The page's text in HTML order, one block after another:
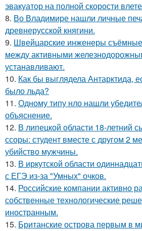
эвакуатор на полной скорости
8. Во Владимире нашли личные
древнерусской княгини.
9. Швейцарские инженеры
между активными
устанавливают.
10. Как бы выглядела Антарктида,
было льда?
11. Одному типу нло нашли
объяснение.
12. В липецкой области 18-летний
ссоры: студент вместе с другом 2
убийство мужчины.
13. В иркутской области
с ЕГЭ из-за "Умных" очков.
14. Российские компании активно
собственные технологические
иностранным.
15. Британские острова первым в